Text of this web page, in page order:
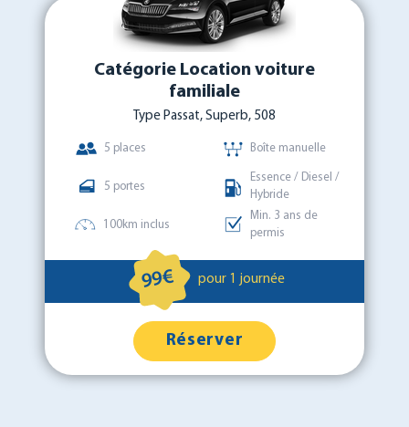
Catégorie Location voiture
familiale
Type Passat, Superb, 508
5 places Boîte manuelle
5 portes
Essence / Diesel /
Hybride
100km inclus
Min. 3 ans de
permis
99€ pour 1 journée
Réserver